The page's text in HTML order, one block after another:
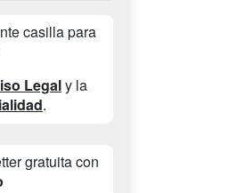
casilla para
Legaly la
.
gratuita con